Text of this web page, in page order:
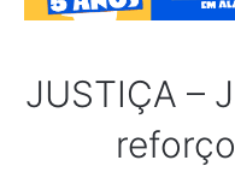
JUSTIÇA –